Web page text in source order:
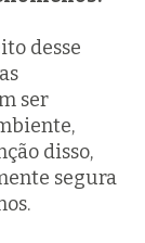
desse
ser
disso,
segura